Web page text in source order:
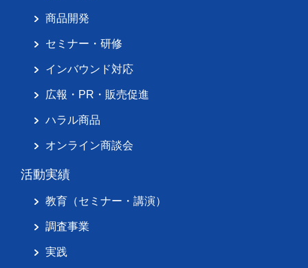
商品開発
セミナー・研修
インバウンド対応
広報・PR・販売促進
ハラル商品
オンライン商談会
活動実績
教育（セミナー・講演）
調査事業
実践